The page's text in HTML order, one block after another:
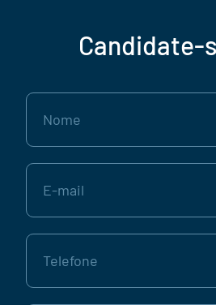
Candidate-
Nome
E-
mail
Telefone